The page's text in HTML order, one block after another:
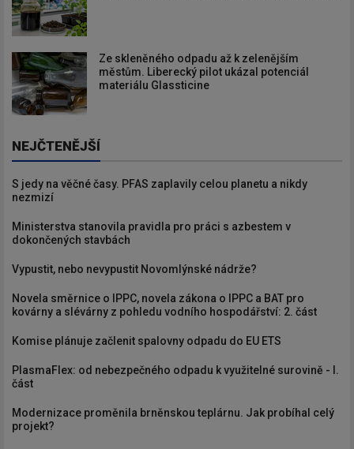
Ze skleněného odpadu až k zelenějším
městům. Liberecký pilot ukázal potenciál
materiálu Glassticine
NEJČTENĚJŠÍ
S jedy na věčné časy. PFAS zaplavily celou planetu a nikdy
nezmizí
Ministerstva stanovila pravidla pro práci s azbestem v
dokončených stavbách
Vypustit, nebo nevypustit Novomlýnské nádrže?
Novela směrnice o IPPC, novela zákona o IPPC a BAT pro
kovárny a slévárny z pohledu vodního hospodářství: 2. část
Komise plánuje začlenit spalovny odpadu do EU ETS
PlasmaFlex: od nebezpečného odpadu k využitelné surovině - I.
část
Modernizace proměnila brněnskou teplárnu. Jak probíhal celý
projekt?